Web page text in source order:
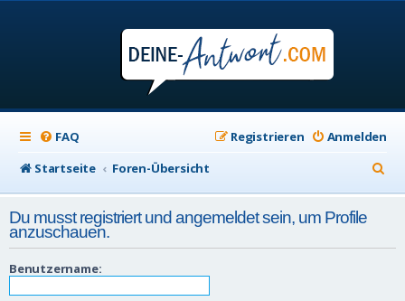
FAQ Anmelden
Registrieren
Startseite
Foren-Übersicht
u
h
Du musst registriert und angemeldet sein, um Profile
anzuschauen.
Benutzername: